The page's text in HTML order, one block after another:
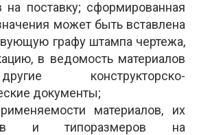
на поставку; сформированная
может быть вставлена
графу штампа чертежа,
в ведомость материалов
конструкторско-
документы;
материалов, их
и типоразмеров на